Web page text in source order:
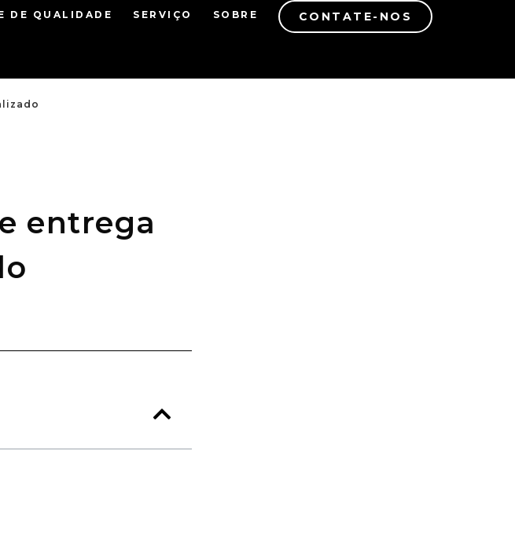
DE QUALIDADE SERVIÇO SOBRE CONTATE-NOS
entrega